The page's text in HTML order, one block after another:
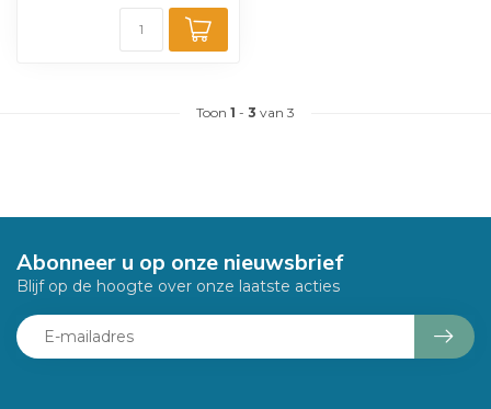
Toon 1 - 3 van 3
Abonneer u op onze nieuwsbrief
Blijf op de hoogte over onze laatste acties